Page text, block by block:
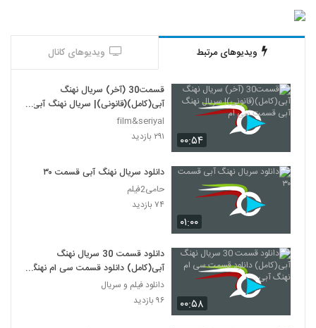
ویدیوهای مرتبط ویدیوهای کانال
۰۰:۵۴
قسمت30 (آخر) سریال نهنگ
آبی(کامل)(قانونی)| سریال نهنگ آبی
قسمت سی ام
film&seriyal
۲۹۱ بازدید
۰۱:۰۰
دانلود سریال نهنگ آبی قسمت ۳۰
حامی2فیلم
۷۴ بازدید
۰۰:۵۸
دانلود قسمت 30 سریال نهنگ
آبی(کامل) دانلود قسمت سی ام نهنگ
آبی
دانلود فیلم و سریال
۹۶ بازدید